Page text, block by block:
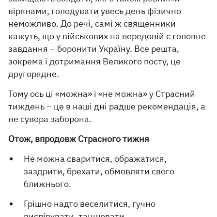
вірянами, голодувати увесь день фізично
неможливо. До речі, самі ж священники
кажуть, що у військових на передовій є головне
завдання – боронити Україну. Все решта,
зокрема і дотримання Великого посту, це
другорядне.
Тому ось ці «можна» і «не можна» у Страсний
тиждень – це в наші дні радше рекомендація, а
не сувора заборона.
Отож, впродовж Страсного тижня
Не можна сваритися, ображатися,
заздрити, брехати, обмовляти свого
ближнього.
Грішно надто веселитися, гучно